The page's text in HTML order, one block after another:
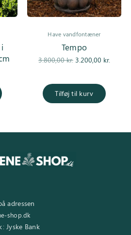
Have vandfontæner
Tempo
3.800,00kr.
Den
3.800,00 kr..
3.200,00 kr.
Tilføj til kurv
adressen
shop.dk
Jyske Bank